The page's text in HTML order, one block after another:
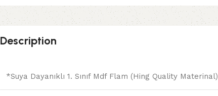
Description
*Suya Dayanıklı 1. Sınıf Mdf Flam (Hing Quality Materinal)